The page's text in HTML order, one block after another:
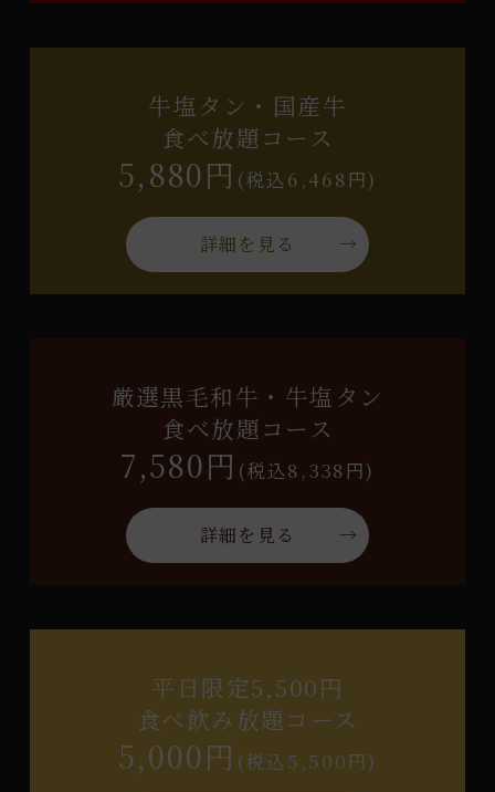
牛塩タン・国産牛
食べ放題コース
5,880円 (税込6,468円)
詳細を見る
厳選黒毛和牛・牛塩タン
食べ放題コース
7,580円 (税込8,338円)
詳細を見る
平日限定5,500円
食べ飲み放題コース
5,000円 (税込5,500円)